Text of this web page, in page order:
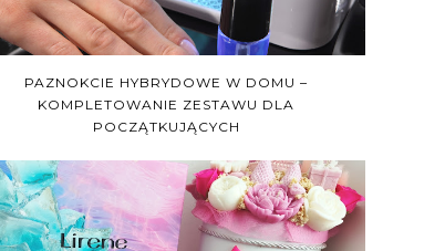
PAZNOKCIE HYBRYDOWE W DOMU –
KOMPLETOWANIE ZESTAWU DLA
POCZĄTKUJĄCYCH